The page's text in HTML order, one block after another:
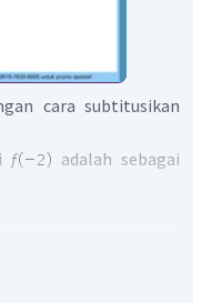
cara subtitusikan
adalah sebagai